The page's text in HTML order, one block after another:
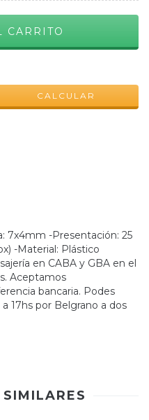
CALCULAR
7x4mm -Presentación: 25
-Material: Plástico
en CABA y GBA en el
Aceptamos
bancaria. Podes
17hs por Belgrano a dos